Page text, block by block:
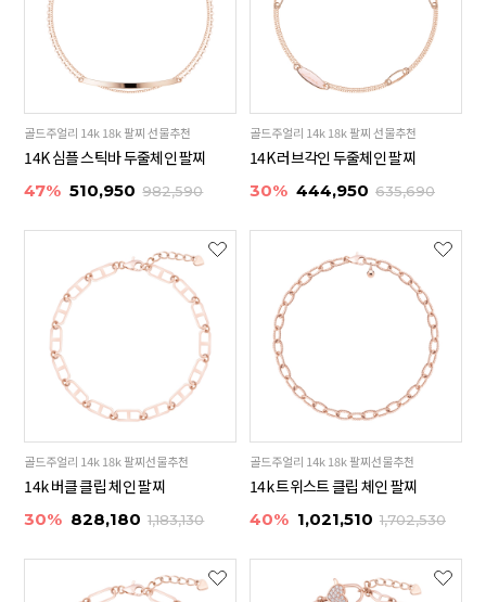
골드주얼리 14k 18k 팔찌 선물추천
14K 심플 스틱바 두줄체인 팔찌
47% 510,950 982,590
골드주얼리 14k 18k 팔찌 선물추천
14K 러브각인 두줄체인 팔찌
30% 444,950 635,690
골드주얼리 14k 18k 팔찌선물추천
14k 버클 클립 체인 팔찌
30% 828,180 1,183,130
골드주얼리 14k 18k 팔찌선물추천
14k 트위스트 클립 체인 팔찌
40% 1,021,510 1,702,530